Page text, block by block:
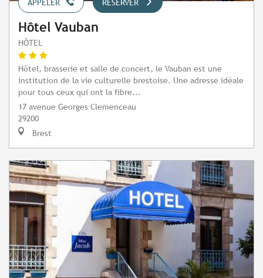
APPELER RÉSERVER
Hôtel Vauban
HÔTEL
Hôtel, brasserie et salle de concert, le Vauban est une
institution de la vie culturelle brestoise. Une adresse idéale
pour tous ceux qui ont la fibre...
17 avenue Georges Clemenceau
29200
Brest